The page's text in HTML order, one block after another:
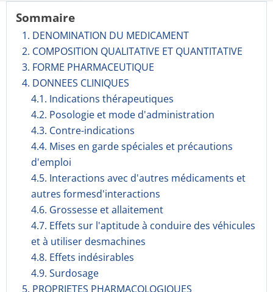
Sommaire
1. DENOMINATION DU MEDICAMENT
2. COMPOSITION QUALITATIVE ET QUANTITATIVE
3. FORME PHARMACEUTIQUE
4. DONNEES CLINIQUES
4.1. Indications thérapeutiques
4.2. Posologie et mode d'administration
4.3. Contre-indications
4.4. Mises en garde spéciales et précautions
d'emploi
4.5. Interactions avec d'autres médicaments et
autres formesd'interactions
4.6. Grossesse et allaitement
4.7. Effets sur l'aptitude à conduire des véhicules
et à utiliser desmachines
4.8. Effets indésirables
4.9. Surdosage
5. PROPRIETES PHARMACOLOGIQUES